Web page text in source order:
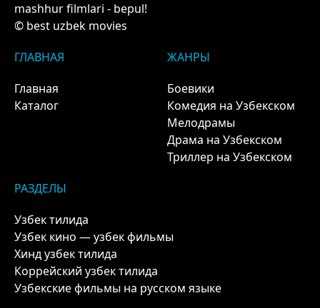
mashhur filmlari - bepul!
© best uzbek movies
ГЛАВНАЯ
Главная
Каталог
ЖАНРЫ
Боевики
Комедия на Узбекском
Мелодрамы
Драма на Узбекском
Триллер на Узбекском
РАЗДЕЛЫ
Узбек тилида
Узбек кино — узбек фильмы
Хинд узбек тилида
Коррейский узбек тилида
Узбекские фильмы на русском языке